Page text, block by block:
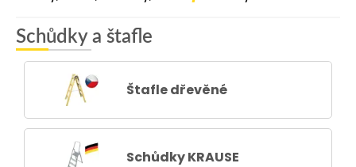
Schůdky a štafle
Štafle dřevěné
Schůdky KRAUSE